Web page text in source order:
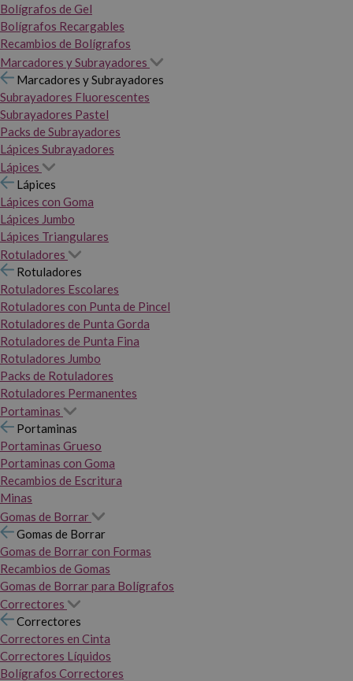
Bolígrafos de Gel
Bolígrafos Recargables
Recambios de Bolígrafos
Marcadores y Subrayadores
Marcadores y Subrayadores
Subrayadores Fluorescentes
Subrayadores Pastel
Packs de Subrayadores
Lápices Subrayadores
Lápices
Lápices
Lápices con Goma
Lápices Jumbo
Lápices Triangulares
Rotuladores
Rotuladores
Rotuladores Escolares
Rotuladores con Punta de Pincel
Rotuladores de Punta Gorda
Rotuladores de Punta Fina
Rotuladores Jumbo
Packs de Rotuladores
Rotuladores Permanentes
Portaminas
Portaminas
Portaminas Grueso
Portaminas con Goma
Recambios de Escritura
Minas
Gomas de Borrar
Gomas de Borrar
Gomas de Borrar con Formas
Recambios de Gomas
Gomas de Borrar para Bolígrafos
Correctores
Correctores
Correctores en Cinta
Correctores Líquidos
Bolígrafos Correctores